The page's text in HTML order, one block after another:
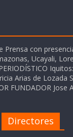
Prensa con
Ucayali,
Arias de Lozada
FUNDADOR Jose
Directores